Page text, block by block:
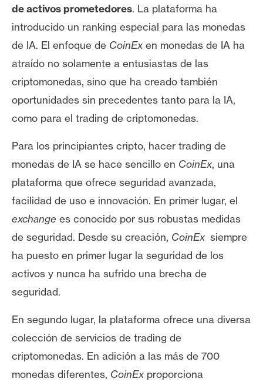
N
o
t
a
s
d
e
r
e
s
a
T
e
m
a
s
R
e
c
u
de activos prometedores. La plataforma ha
introducido un ranking especial para las monedas
de IA. El enfoque de CoinEx en monedas de IA ha
atraído no solamente a entusiastas de las
criptomonedas, sino que ha creado también
oportunidades sin precedentes tanto para la IA,
como para el trading de criptomonedas.
Para los principiantes cripto, hacer trading de
monedas de IA se hace sencillo en CoinEx, una
plataforma que ofrece seguridad avanzada,
facilidad de uso e innovación. En primer lugar, el
exchange es conocido por sus robustas medidas
de seguridad. Desde su creación, CoinEx siempre
ha puesto en primer lugar la seguridad de los
activos y nunca ha sufrido una brecha de
seguridad.
En segundo lugar, la plataforma ofrece una diversa
colección de servicios de trading de
criptomonedas. En adición a las más de 700
monedas diferentes, CoinEx proporciona